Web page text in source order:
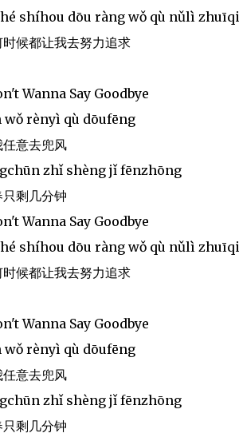
shíhou dōu ràng wǒ qù nǔlì
时候都让我去努力追求
Wanna Say Goodbye
wǒ rènyì qù dōufēng
任意去兜风
zhǐ shèng jǐ fēnzhōng
剩几分钟
Wanna Say Goodbye
shíhou dōu ràng wǒ qù nǔlì
时候都让我去努力追求
Wanna Say Goodbye
wǒ rènyì qù dōufēng
任意去兜风
zhǐ shèng jǐ fēnzhōng
剩几分钟